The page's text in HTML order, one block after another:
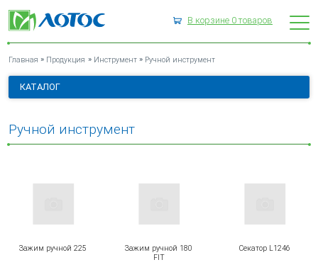
В корзине 0товаров
РУЧНОЙ ИНСТРУМЕНТ
Главная » Продукция » Инструмент » Ручной инструмент
КАТАЛОГ
Ручной инструмент
Зажим ручной 225
Зажим ручной 180
FIT
Секатор L1246